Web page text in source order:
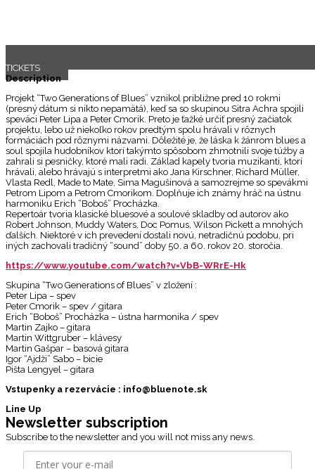
TICKETS
Description
Projekt “Two Generations of Blues” vznikol približne pred 10 rokmi
(presný dátum si nikto nepamätá), keď sa so skupinou Sitra Achra spojili
speváci Peter Lipa a Peter Cmorik. Preto je ťažké určiť presný začiatok
projektu, lebo už niekoľko rokov predtým spolu hrávali v rôznych
formáciách pod rôznymi názvami. Dôležité je, že láska k žánrom blues a
soul spojila hudobníkov ktorí takýmto spôsobom zhmotnili svoje túžby a
zahrali si pesničky, ktoré mali radi. Základ kapely tvoria muzikanti, ktorí
hrávali, alebo hrávajú s interpretmi ako Jana Kirschner, Richard Müller,
Vlasta Redl, Made to Mate, Sima Magušinová a samozrejme so spevákmi
Petrom Lipom a Petrom Cmorikom. Doplňuje ich známy hráč na ústnu
harmoniku Erich “Boboš” Procházka.
Repertoár tvoria klasické bluesové a soulové skladby od autorov ako
Robert Johnson, Muddy Waters, Doc Pomus, Wilson Pickett a mnohých
ďalších. Niektoré v ich prevedení dostali novú, netradičnú podobu, pri
iných zachovali tradičný “sound” doby 50. a 60. rokov 20. storočia.
https://www.youtube.com/watch?v=VbB-WRrE-Hk
Skupina “Two Generations of Blues” v zložení :
Peter Lipa – spev
Peter Cmorik – spev / gitara
Erich “Boboš” Procházka – ústna harmonika / spev
Martin Zajko – gitara
Martin Wittgruber – klávesy
Martin Gašpar – basová gitara
Igor “Ajdži” Sabo – bicie
Pišta Lengyel – gitara
Vstupenky a rezervácie : info@bluenote.sk
Line Up
Newsletter subscription
Subscribe to the newsletter and you will not miss any news.